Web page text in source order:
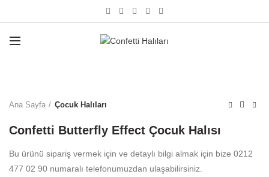
Ana Sayfa Çocuk Halıları
Confetti Butterfly Effect Çocuk Halısı
Bu ürünü sipariş vermek için ve detaylı bilgi almak için bize 0212
477 02 90 numaralı telefonumuzdan ulaşabilirsiniz.